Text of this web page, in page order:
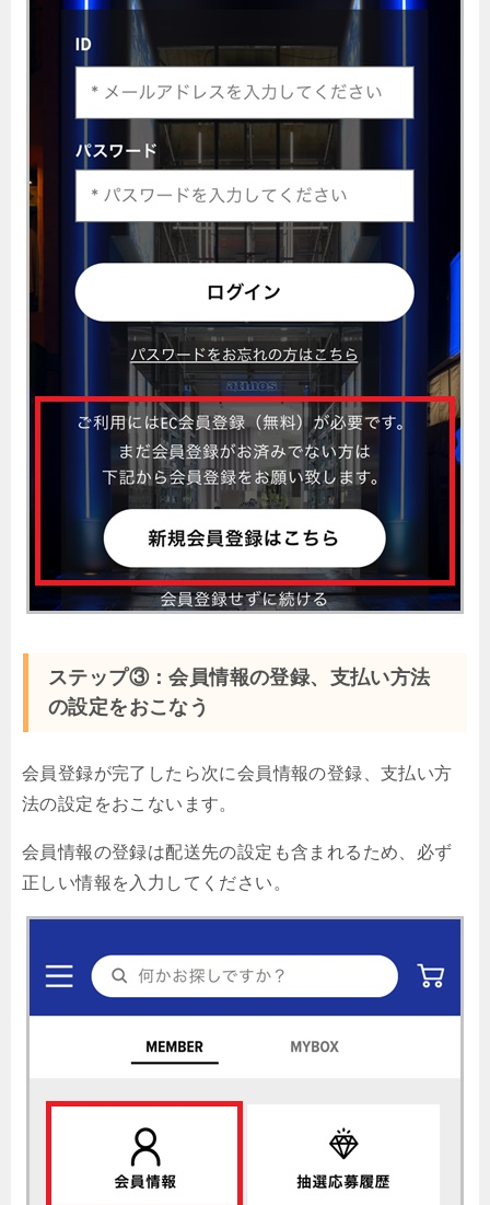
ステップ③：会員情報の登録、支払い方法
の設定をおこなう
会員登録が完了したら次に会員情報の登録、支払い方
法の設定をおこないます。
会員情報の登録は配送先の設定も含まれるため、必ず
正しい情報を入力してください。